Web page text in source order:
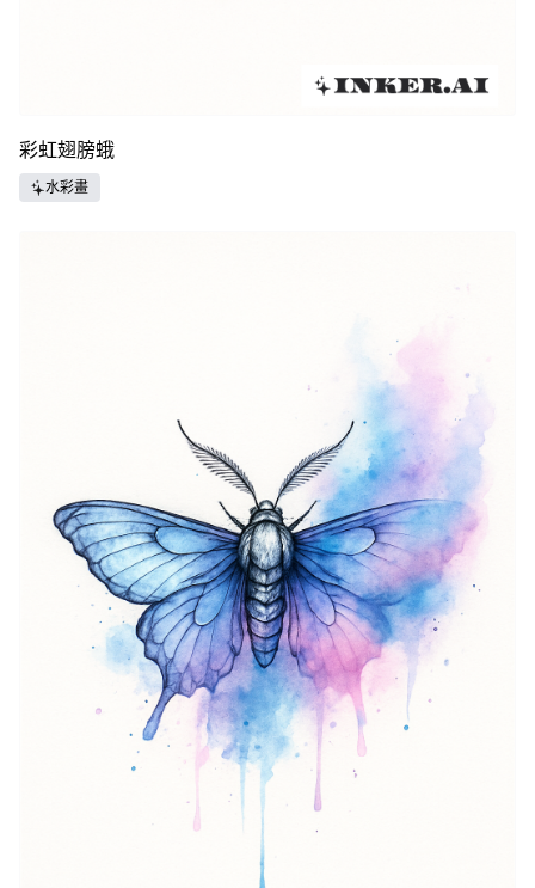
彩虹翅膀蛾
水彩畫